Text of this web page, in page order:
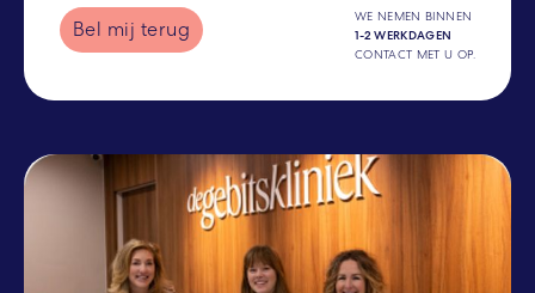
Bel mij terug
WE NEMEN BINNEN
1-2 WERKDAGEN
CONTACT MET U OP.